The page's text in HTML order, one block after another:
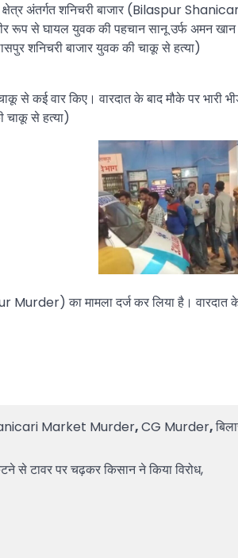
क्षेत्र अंतर्गत शनिचरी बाजार (Bilaspur
रूप से घायल युवक की पहचान सानू उर्फ अमन
शनिचरी बाजार युवक की चाकू से हत्या)
से कई वार किए। वारदात के बाद मौके पर
चाकू से हत्या)
Murder) का मामला दर्ज कर लिया है।
Market Murder,CG Murder,
टावर पर चढ़कर किसान ने किया विरोध,